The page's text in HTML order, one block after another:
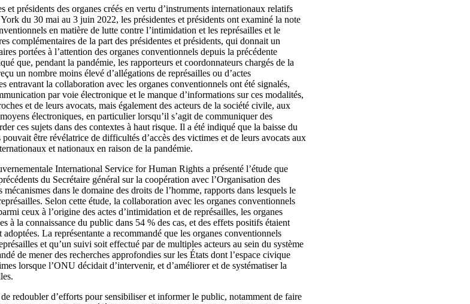
et présidents des organes créés en vertu d’instruments internationaux relatifs
du 30 mai au 3 juin 2022, les présidentes et présidents ont examiné la note
en matière de lutte contre l’intimidation et les représailles et le
complémentaires de la part des présidentes et présidents, qui donnait un
portées à l’attention des organes conventionnels depuis la précédente
que, pendant la pandémie, les rapporteurs et coordonnateurs chargés de la
un nombre moins élevé d’allégations de représailles ou d’actes
entravant la collaboration avec les organes conventionnels ont été signalés,
par voie électronique et le manque d’informations sur ces modalités,
et de leurs avocats, mais également des acteurs de la société civile, aux
électroniques, en particulier lorsqu’il s’agit de communiquer des
ces sujets dans des contextes à haut risque. Il a été indiqué que la baisse du
être révélatrice de difficultés d’accès des victimes et de leurs avocats aux
et nationaux en raison de la pandémie.
International Service for Human Rights a présenté l’étude que
du Secrétaire général sur la coopération avec l’Organisation des
dans le domaine des droits de l’homme, rapports dans lesquels le
Selon cette étude, la collaboration avec les organes conventionnels
ceux à l’origine des actes d’intimidation et de représailles, les organes
à la connaissance du public dans 54 % des cas, et des effets positifs étaient
adoptées. La représentante a recommandé que les organes conventionnels
et qu’un suivi soit effectué par de multiples acteurs au sein du système
de mener des recherches approfondies sur les États dont l’espace civique
lorsque l’ONU décidait d’intervenir, et d’améliorer et de systématiser la
redoubler d’efforts pour sensibiliser et informer le public, notamment de faire